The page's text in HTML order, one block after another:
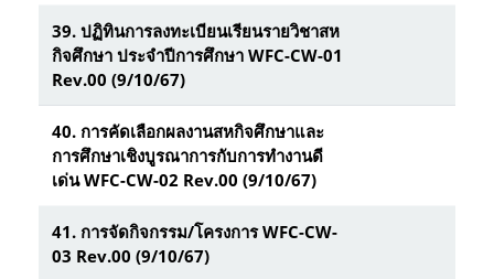
39. ปฏิทินการลงทะเบียนเรียนรายวิชาสห
กิจศึกษา ประจำปีการศึกษา WFC-CW-01
Rev.00 (9/10/67)
40. การคัดเลือกผลงานสหกิจศึกษาและ
การศึกษาเชิงบูรณาการกับการทำงานดี
เด่น WFC-CW-02 Rev.00 (9/10/67)
41. การจัดกิจกรรม/โครงการ WFC-CW-
03 Rev.00 (9/10/67)